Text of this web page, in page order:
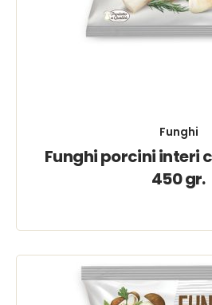
Funghi
Funghi porcini interi
450 gr.